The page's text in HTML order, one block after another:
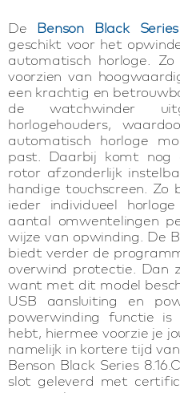
De Benson Black
geschikt voor het
automatisch horloge.
voorzien van
een krachtig en
de watchwinder
horlogehouders,
automatisch horloge
past. Daarbij komt
rotor afzonderlijk
handige touchscreen. Zo
ieder individueel
aantal omwentelingen
wijze van opwinding. De
biedt verder de
overwind protectie. Dan
want met dit model
USB aansluiting en
powerwinding functie
hebt, hiermee voorzie je
namelijk in kortere tijd
Benson Black Series
slot geleverd met